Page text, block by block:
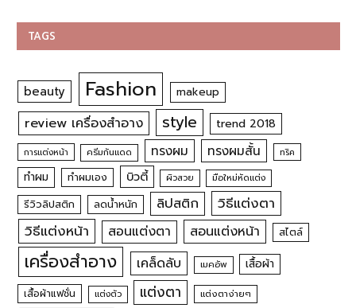
TAGS
beauty Fashion makeup
review เครื่องสำอาง style trend 2018
การแต่งหน้า ครีมกันแดด ทรงผม ทรงผมสั้น ทริค
ทำผม ทำผมเอง บิวตี้ ผิวสวย มือใหม่หัดแต่ง
รีวิวลิปสติก ลดน้ำหนัก ลิปสติก
วิธีแต่งตา
วิธีแต่งหน้า
สอนแต่งตา สอนแต่งหน้า สไตล์
เครื่องสำอาง เคล็ดลับ เมคอัพ เสื้อผ้า
เสื้อผ้าแฟชั่น แต่งตัว แต่งตา แต่งตาง่ายๆ